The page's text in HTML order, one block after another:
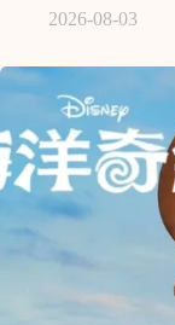
2026-08-03